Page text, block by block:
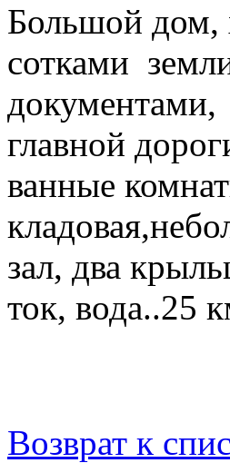
Большой дом,
сотками
главной
ванные
зал, два
ток, вода..25
Возврат к